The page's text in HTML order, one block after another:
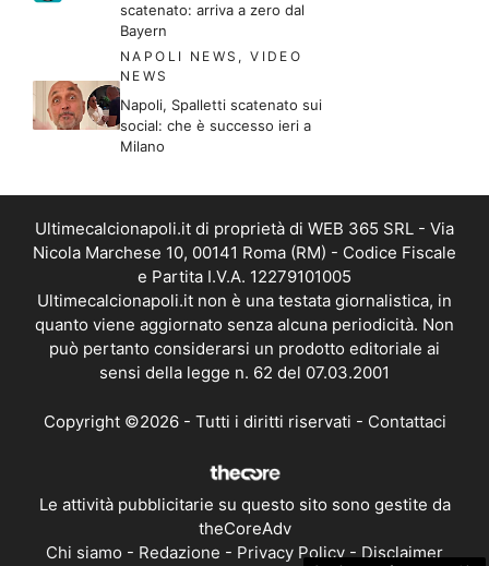
scatenato: arriva a zero dal
Bayern
NAPOLI NEWS ,VIDEO
NEWS
Napoli, Spalletti scatenato sui
social: che è successo ieri a
Milano
Ultimecalcionapoli.it di proprietà di WEB 365 SRL - Via
Nicola Marchese 10, 00141 Roma (RM) - Codice Fiscale
e Partita I.V.A. 12279101005
Ultimecalcionapoli.it non è una testata giornalistica, in
quanto viene aggiornato senza alcuna periodicità. Non
può pertanto considerarsi un prodotto editoriale ai
sensi della legge n. 62 del 07.03.2001
Copyright ©2026 - Tutti i diritti riservati - Contattaci
Le attività pubblicitarie su questo sito sono gestite da
theCoreAdv
Chi siamo - Redazione - Privacy Policy - Disclaimer